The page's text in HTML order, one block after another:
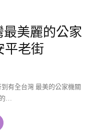
最美麗的公家
平老街
有全台灣 最美的公家機關
…